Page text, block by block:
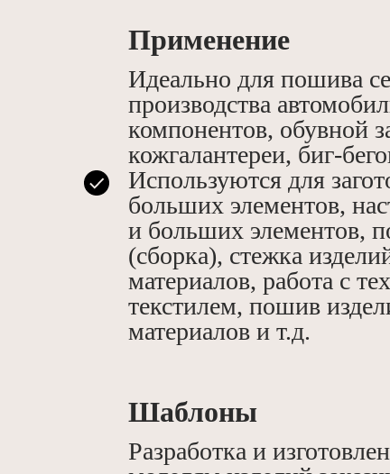
Применение
Идеально для пошива
производства
компонентов, обувной
кожгалантереи, биг-
Используются для
больших элементов,
и больших элементов,
(сборка), стежка
материалов, работа с
текстилем, пошив
материалов и т.д.
Шаблоны
Разработка и